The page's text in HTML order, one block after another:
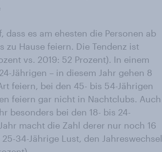
es am ehesten die Personen ab
zu Hause feiern. Die Tendenz ist
vs. 2019: 52 Prozent). In einem
Jährigen – in diesem Jahr gehen 8
feiern, bei den 45- bis 54-Jährigen
feiern gar nicht in Nachtclubs. Auch
besonders bei den 18- bis 24-
macht die Zahl derer nur noch 16
34-Jährige Lust, den Jahreswechsel